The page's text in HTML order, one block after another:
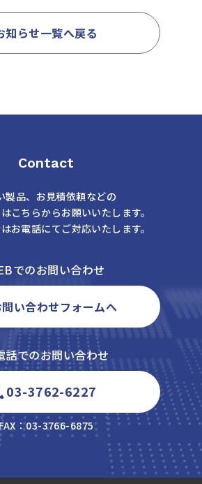
知らせ一覧へ戻る
Contact
製品、お見積依頼などの
こちらからお願いいたします。
お電話にてご対応いたします。
でのお問い合わせ
問い合わせフォームへ
話でのお問い合わせ
03-3762-6227
：03-3766-6875